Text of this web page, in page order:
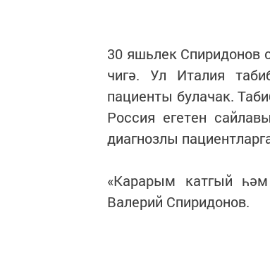
30 яшьлек Спиридонов
чигә. Ул Италия
пациенты булачак.
Россия егетен
диагнозлы
«Карарым катгый
Валерий Спиридонов.